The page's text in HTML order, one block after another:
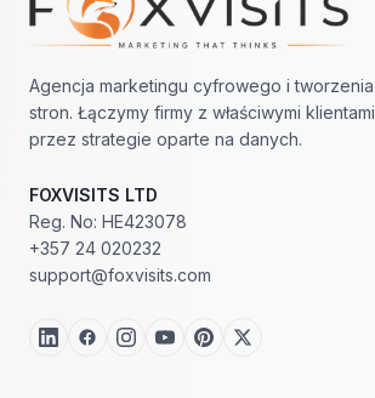
Agencja marketingu cyfrowego i tworzenia
stron. Łączymy firmy z właściwymi klientami
przez strategie oparte na danych.
FOXVISITS LTD
Reg. No: HE423078
+357 24 020232
support@foxvisits.com